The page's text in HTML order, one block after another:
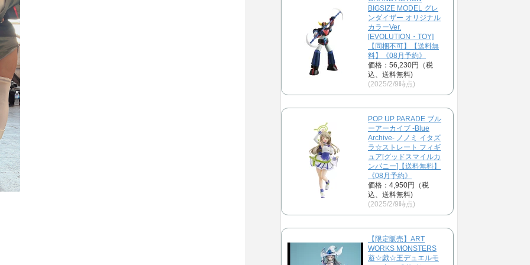
BIGSIZE MODEL グレ
ンダイザー オリジナル
カラーVer.
[EVOLUTION・TOY]
【同梱不可】【送料無
料】《08月予約》
価格：56,230円（税
込、送料無料)
(2025/2/9時点)
POP UP PARADE ブル
ーアーカイブ -Blue
Archive- ノノミ イタズ
ラ☆ストレート フィギ
ュア[グッドスマイルカ
ンパニー]【送料無料】
《08月予約》
価格：4,950円（税
込、送料無料)
(2025/2/9時点)
【限定販売】ART
WORKS MONSTERS
遊☆戯☆王デュエルモ